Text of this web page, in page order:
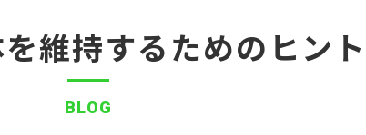
維持するためのヒント
BLOG